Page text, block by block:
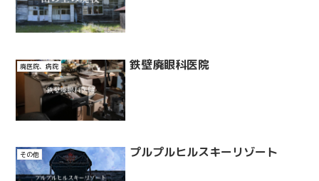
廃医院、病院 鉄壁廃眼科医院
その他 プルプルヒルスキーリゾート